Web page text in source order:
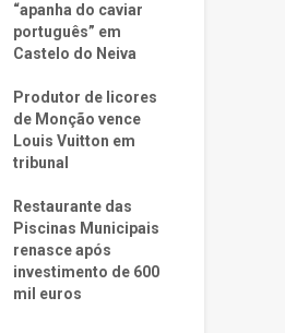
“apanha do caviar
português” em
Castelo do Neiva
Produtor de licores
de Monção vence
Louis Vuitton em
tribunal
Restaurante das
Piscinas Municipais
renasce após
investimento de 600
mil euros